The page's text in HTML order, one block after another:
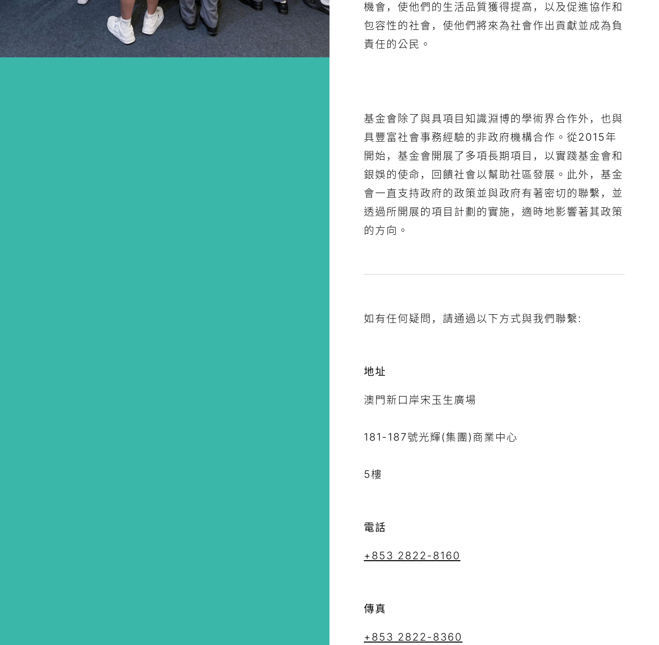
機會，使他們的生活品質獲得提高，以及促進協作和
包容性的社會，使他們將來為社會作出貢獻並成為負
責任的公民。
基金會除了與具項目知識淵博的學術界合作外，也與
具豐富社會事務經驗的非政府機構合作。從2015年
開始，基金會開展了多項長期項目，以實踐基金會和
銀娛的使命，回饋社會以幫助社區發展。此外，基金
會一直支持政府的政策並與政府有著密切的聯繫，並
透過所開展的項目計劃的實施，適時地影響著其政策
的方向。
如有任何疑問，請通過以下方式與我們聯繫:
地址
澳門新口岸宋玉生廣場
181-187號光輝(集團)商業中心
5樓
電話
+853 2822-8160
傳真
+853 2822-8360